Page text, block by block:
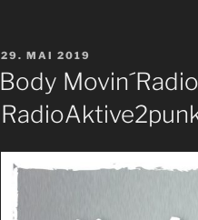
75
(Gast:
VERÖFFENTLICHT
AM
29. MAI 2019
Body